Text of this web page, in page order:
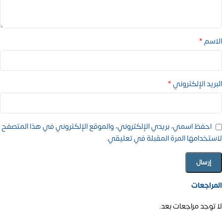
المراجعات
لا توجد مراجعات بعد.
الاسم*
البريد الإلكتروني*
احفظ اسمي، بريدي الإلكتروني، والموقع الإلكتروني في هذا المتصفح
لاستخدامها المرة المقبلة في تعليقي.